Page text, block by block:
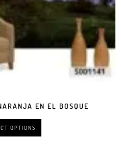
EN EL BOSQUE
OPTIONS